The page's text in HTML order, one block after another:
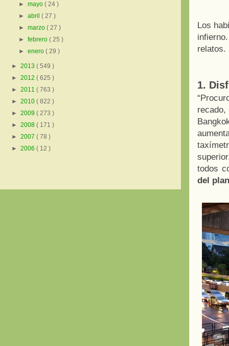
Los
relatos.
1.
recado,
todos
del
►mayo( 24 )
►abril( 27 )
►marzo( 27 )
►febrero( 25 )
►enero( 29 )
► 2013 ( 549 )
► 2012 ( 625 )
► 2011 ( 763 )
► 2010 ( 822 )
► 2009 ( 273 )
► 2008 ( 171 )
► 2007 ( 78 )
► 2006 ( 12 )